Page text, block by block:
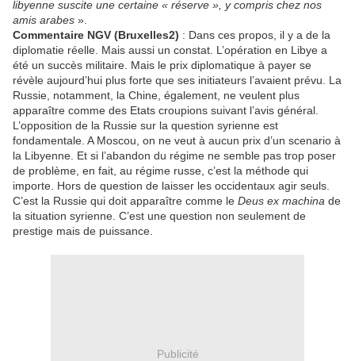
libyenne suscite une certaine « réserve », y compris chez nos
amis arabes ».
Commentaire NGV (Bruxelles2) : Dans ces propos, il y a de la
diplomatie réelle. Mais aussi un constat. L’opération en Libye a
été un succès militaire. Mais le prix diplomatique à payer se
révèle aujourd’hui plus forte que ses initiateurs l’avaient prévu. La
Russie, notamment, la Chine, également, ne veulent plus
apparaître comme des Etats croupions suivant l’avis général.
L’opposition de la Russie sur la question syrienne est
fondamentale. A Moscou, on ne veut à aucun prix d’un scenario à
la Libyenne. Et si l’abandon du régime ne semble pas trop poser
de problème, en fait, au régime russe, c’est la méthode qui
importe. Hors de question de laisser les occidentaux agir seuls.
C’est la Russie qui doit apparaître comme le Deus ex machina de
la situation syrienne. C’est une question non seulement de
prestige mais de puissance.
Publicité